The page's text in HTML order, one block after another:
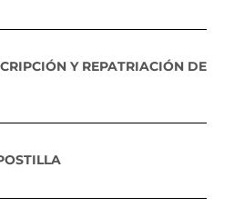
Y REPATRIACIÓN DE